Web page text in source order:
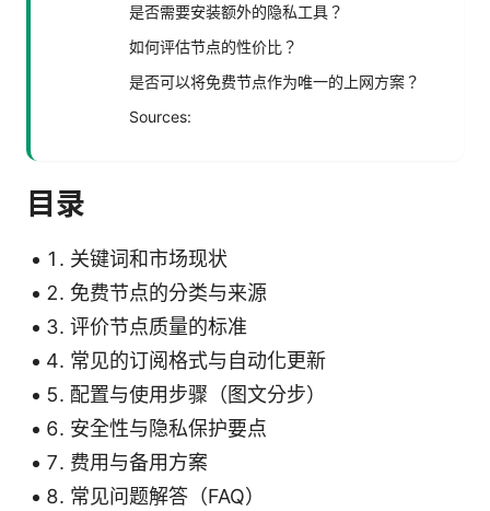
是否需要安装额外的隐私工具？
如何评估节点的性价比？
是否可以将免费节点作为唯一的上网方案？
Sources:
目录
关键词和市场现状
免费节点的分类与来源
评价节点质量的标准
常见的订阅格式与自动化更新
配置与使用步骤（图文分步）
安全性与隐私保护要点
费用与备用方案
常见问题解答（FAQ）